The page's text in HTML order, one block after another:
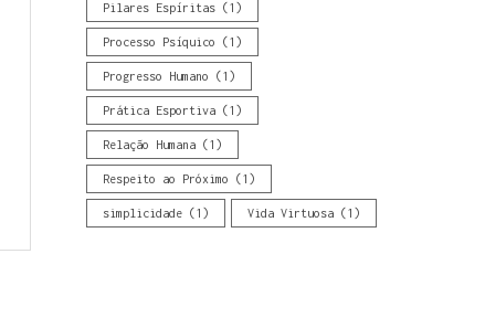
Pilares Espíritas(1)
Processo Psíquico (1)
Progresso Humano (1)
Prática Esportiva(1)
Relação Humana(1)
Respeito ao Próximo (1)
simplicidade(1) Vida Virtuosa(1)